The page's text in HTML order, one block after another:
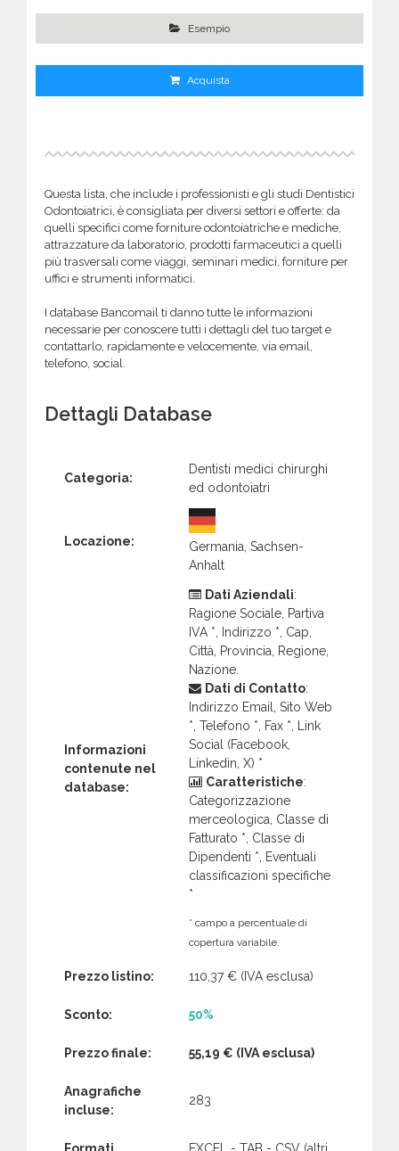
Esempio
Acquista
Questa lista, che include i professionisti e gli studi Dentistici
Odontoiatrici, è consigliata per diversi settori e offerte: da
quelli specifici come forniture odontoiatriche e mediche,
attrazzature da laboratorio, prodotti farmaceutici a quelli
più trasversali come viaggi, seminari medici, forniture per
uffici e strumenti informatici.
I database Bancomail ti danno tutte le informazioni
necessarie per conoscere tutti i dettagli del tuo target e
contattarlo, rapidamente e velocemente, via email,
telefono, social.
Dettagli Database
Categoria:
Dentisti medici chirurghi
ed odontoiatri
Locazione:
Germania, Sachsen-
Anhalt
Informazioni
contenute nel
database:
Dati Aziendali:
Ragione Sociale, Partiva
IVA *, Indirizzo *, Cap,
Città, Provincia, Regione,
Nazione.
Dati di Contatto:
Indirizzo Email, Sito Web
*, Telefono *, Fax *, Link
Social (Facebook,
Linkedin, X) *
Caratteristiche:
Categorizzazione
merceologica, Classe di
Fatturato *, Classe di
Dipendenti *, Eventuali
classificazioni specifiche
*
* campo a percentuale di
copertura variabile.
Prezzo listino: 110,37 € (IVA esclusa)
Sconto: 50%
Prezzo finale: 55,19 € (IVA esclusa)
Anagrafiche
incluse:
283